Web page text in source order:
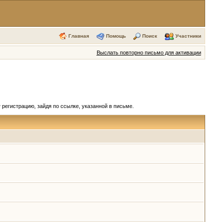
Главная Помощь Поиск Участники
Выслать повторно письмо для активации
зайдя по ссылке, указанной в письме.